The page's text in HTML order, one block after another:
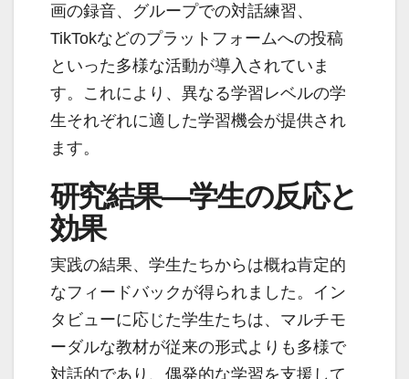
画の録音、グループでの対話練習、
TikTokなどのプラットフォームへの投稿
といった多様な活動が導入されていま
す。これにより、異なる学習レベルの学
生それぞれに適した学習機会が提供され
ます。
研究結果―学生の反応と
効果
実践の結果、学生たちからは概ね肯定的
なフィードバックが得られました。イン
タビューに応じた学生たちは、マルチモ
ーダルな教材が従来の形式よりも多様で
対話的であり、偶発的な学習を支援して